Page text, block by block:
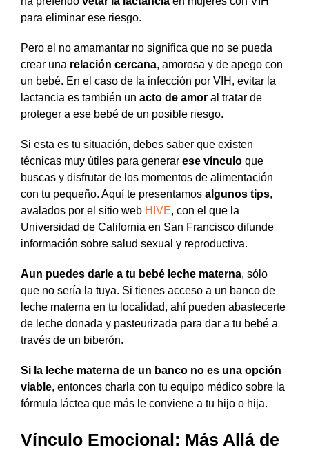
para eliminar ese riesgo.
Pero el no amamantar no significa que no se pueda
crear una relación cercana, amorosa y de apego con
un bebé. En el caso de la infección por VIH, evitar la
lactancia es también un acto de amor al tratar de
proteger a ese bebé de un posible riesgo.
Si esta es tu situación, debes saber que existen
técnicas muy útiles para generar ese vínculo que
buscas y disfrutar de los momentos de alimentación
con tu pequeño. Aquí te presentamos algunos tips,
avalados por el sitio web HIVE, con el que la
Universidad de California en San Francisco difunde
información sobre salud sexual y reproductiva.
Aun puedes darle a tu bebé leche materna, sólo
que no sería la tuya. Si tienes acceso a un banco de
leche materna en tu localidad, ahí pueden abastecerte
de leche donada y pasteurizada para dar a tu bebé a
través de un biberón.
Si la leche materna de un banco no es una opción
viable, entonces charla con tu equipo médico sobre la
fórmula láctea que más le conviene a tu hijo o hija.
Vínculo Emocional: Más Allá de